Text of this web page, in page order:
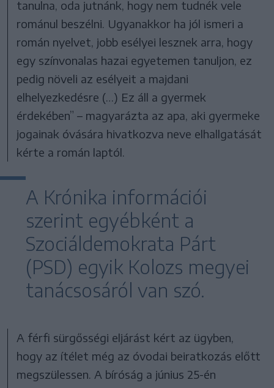
tanulna, oda jutnánk, hogy nem tudnék vele
románul beszélni. Ugyanakkor ha jól ismeri a
román nyelvet, jobb esélyei lesznek arra, hogy
egy színvonalas hazai egyetemen tanuljon, ez
pedig növeli az esélyeit a majdani
elhelyezkedésre (…) Ez áll a gyermek
érdekében” – magyarázta az apa, aki gyermeke
jogainak óvására hivatkozva neve elhallgatását
kérte a román laptól.
A Krónika információi
szerint egyébként a
Szociáldemokrata Párt
(PSD) egyik Kolozs megyei
tanácsosáról van szó.
A férfi sürgősségi eljárást kért az ügyben,
hogy az ítélet még az óvodai beiratkozás előtt
megszülessen. A bíróság a június 25-én